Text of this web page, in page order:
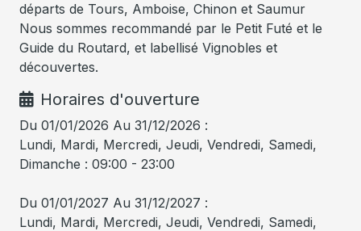
départs de Tours, Amboise, Chinon et Saumur
Nous sommes recommandé par le Petit Futé et le
Guide du Routard, et labellisé Vignobles et
découvertes.
Horaires d'ouverture
Du 01/01/2026 Au 31/12/2026 :
Lundi, Mardi, Mercredi, Jeudi, Vendredi, Samedi,
Dimanche : 09:00 - 23:00
Du 01/01/2027 Au 31/12/2027 :
Lundi, Mardi, Mercredi, Jeudi, Vendredi, Samedi,